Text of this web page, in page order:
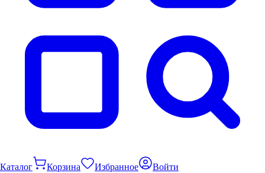
Каталог Корзина Избранное Войти